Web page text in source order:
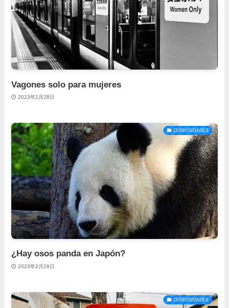
Vagones solo para mujeres
2023年2月28日
CURIOSIDADES
¿Hay osos panda en Japón?
2023年2月28日
CURIOSIDADES